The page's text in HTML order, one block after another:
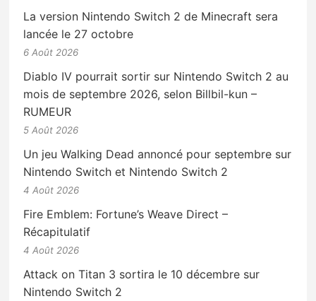
La version Nintendo Switch 2 de Minecraft sera
lancée le 27 octobre
6 Août 2026
Diablo IV pourrait sortir sur Nintendo Switch 2 au
mois de septembre 2026, selon Billbil-kun –
RUMEUR
5 Août 2026
Un jeu Walking Dead annoncé pour septembre sur
Nintendo Switch et Nintendo Switch 2
4 Août 2026
Fire Emblem: Fortune’s Weave Direct –
Récapitulatif
4 Août 2026
Attack on Titan 3 sortira le 10 décembre sur
Nintendo Switch 2